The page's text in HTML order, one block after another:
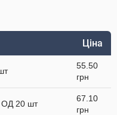
Ціна
55.50
грн
ОД 20 шт
67.10
грн